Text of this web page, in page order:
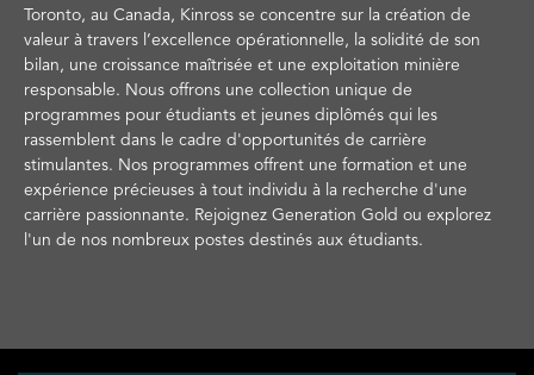
Toronto, au Canada, Kinross se concentre sur la création de
valeur à travers l’excellence opérationnelle, la solidité de son
bilan, une croissance maîtrisée et une exploitation minière
responsable. Nous offrons une collection unique de
programmes pour étudiants et jeunes diplômés qui les
rassemblent dans le cadre d'opportunités de carrière
stimulantes. Nos programmes offrent une formation et une
expérience précieuses à tout individu à la recherche d'une
carrière passionnante. Rejoignez Generation Gold ou explorez
l'un de nos nombreux postes destinés aux étudiants.